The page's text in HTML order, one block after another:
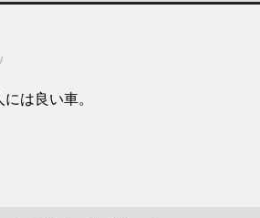
は良い車。